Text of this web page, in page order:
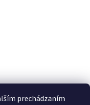
prechádzaním